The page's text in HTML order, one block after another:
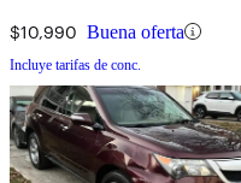
$10,990 Buena oferta
Incluye tarifas de conc.